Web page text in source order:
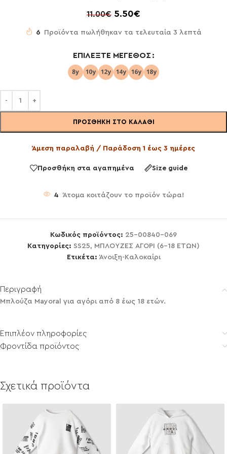
11.00€ 5.50€
6 Προϊόντα πωλήθηκαν τα τελευταία 3 λεπτά
ΕΠΙΛΈΞΤΕ ΜΈΓΕΘΟΣ
ΠΡΟΣΘΉΚΗ ΣΤΟ ΚΑΛΆΘΙ
Άμεση παραλαβή / Παράδοση 1 έως 3 ημέρες
Προσθήκη στα αγαπημένα Size guide
4 Άτομα κοιτάζουν το προϊόν τώρα!
Κωδικός προϊόντος: 25-00840-069
Κατηγορίες: SS25, ΜΠΛΟΥΖΕΣ ΑΓΟΡΙ (6-18 ΕΤΩΝ)
Ετικέτα: Άνοιξη-Καλοκαίρι
Περιγραφή
Μπλούζα Mayoral για αγόρι από 8 έως 18 ετών.
Επιπλέον πληροφορίες
Φροντίδα προϊόντος
Σχετικά προϊόντα